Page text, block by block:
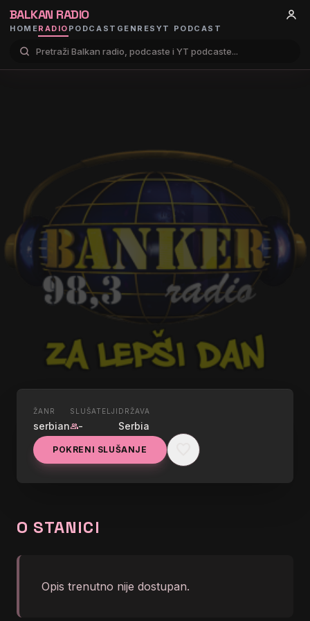
BALKAN RADIO
HOMERADIO PODCAST GENRES YT PODCAST
UŽIVO
BANKER
graphic_eq
ŽANR
serbian
SLUŠATELJI
group-
DRŽAVA
Serbia
POKRENI SLUŠANJE
O STANICI
Opis trenutno nije dostupan.